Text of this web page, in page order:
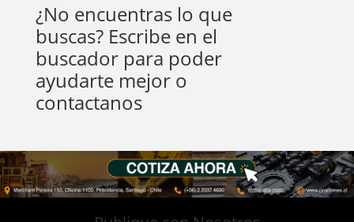
¿No encuentras lo que
buscas? Escribe en el
buscador para poder
ayudarte mejor o
contactanos